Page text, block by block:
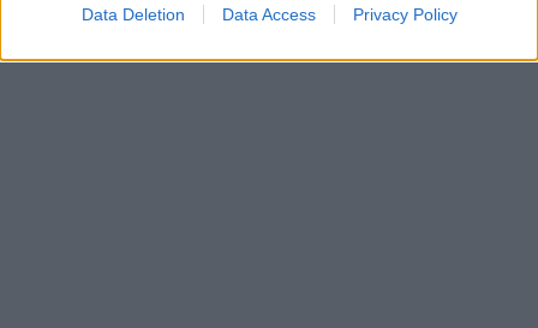
Data Deletion Data Access Privacy Policy